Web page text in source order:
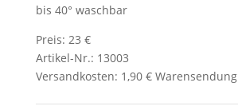
bis 40° waschbar
Preis: 23 €
Artikel-Nr.: 13003
Versandkosten: 1,90 € Warensendung